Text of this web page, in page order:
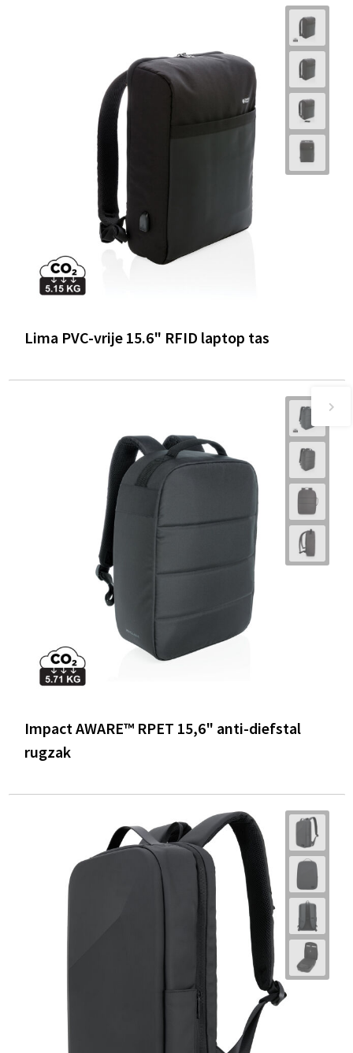
Lima PVC-vrije 15.6" RFID laptop tas
Impact AWARE™ RPET 15,6" anti-diefstal
rugzak